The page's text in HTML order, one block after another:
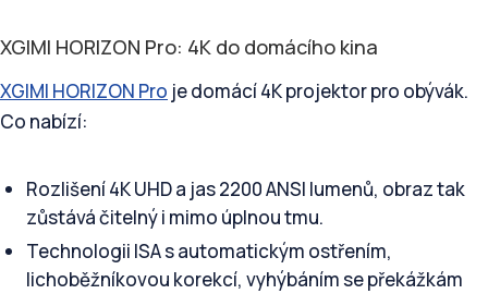
XGIMI HORIZON Pro: 4K do domácího kina
XGIMI HORIZON Pro je domácí 4K projektor pro obývák.
Co nabízí:
Rozlišení 4K UHD a jas 2200 ANSI lumenů, obraz tak
zůstává čitelný i mimo úplnou tmu.
Technologii ISA s automatickým ostřením,
lichoběžníkovou korekcí, vyhýbáním se překážkám